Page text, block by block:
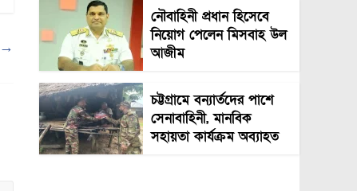
→
নৌবাহিনী প্রধান হিসেবে
নিয়োগ পেলেন মিসবাহ উল
আজীম
চট্টগ্রামে বন্যার্তদের পাশে
সেনাবাহিনী, মানবিক
সহায়তা কার্যক্রম অব্যাহত